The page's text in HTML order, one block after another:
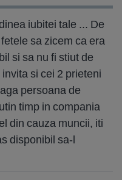
iubitei tale ... De
sa zicem ca era
si sa nu fi stiut de
si cei 2 prieteni
persoana de
timp in compania
din cauza muncii, iti
disponibil sa-l